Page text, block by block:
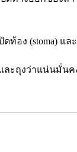
ท้อง (stoma) แ
ะถุงว่าแน่นมั่น